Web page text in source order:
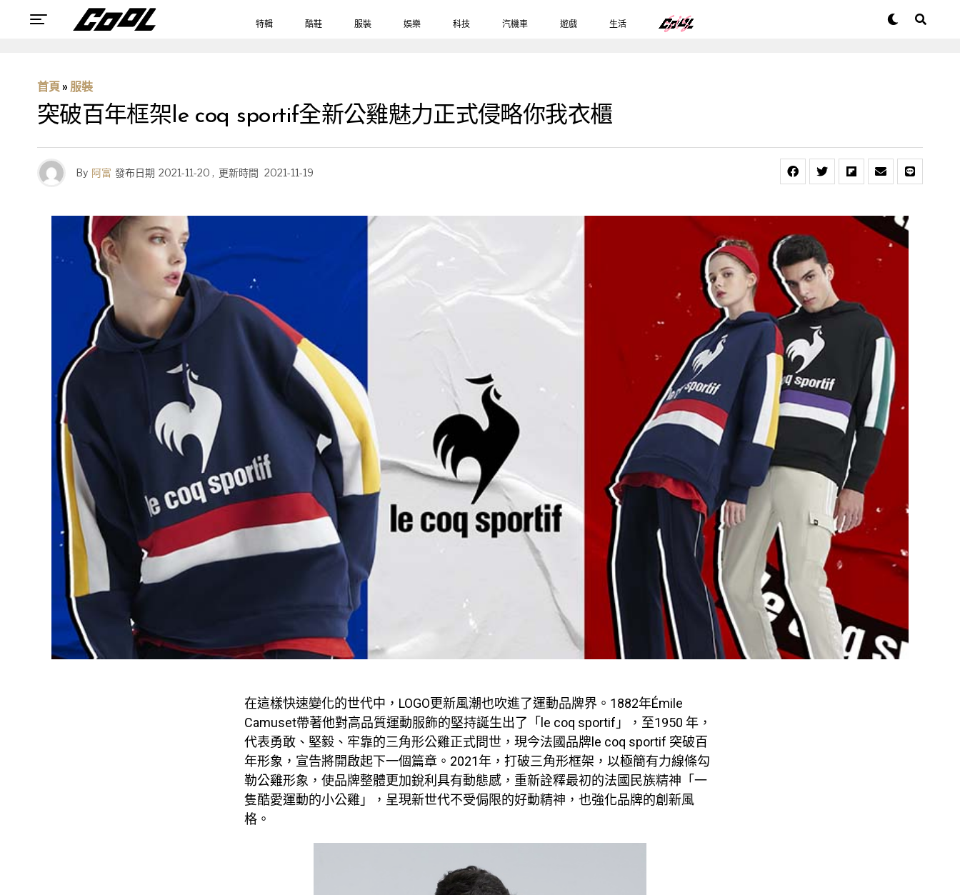
特輯 酷鞋 服裝 娛樂 科技 汽機車 遊戲 生活
首頁 » 服裝
突破百年框架le coq sportif全新公雞魅力正式侵略你我衣櫃
By 阿富 發布日期 2021-11-20 , 更新時間 2021-11-19
在這樣快速變化的世代中，LOGO更新風潮也吹進了運動品牌界。1882年Émile
Camuset帶著他對高品質運動服飾的堅持誕生出了「le coq sportif」，至1950 年，
代表勇敢、堅毅、牢靠的三角形公雞正式問世，現今法國品牌le coq sportif 突破百
年形象，宣告將開啟起下一個篇章。2021年，打破三角形框架，以極簡有力線條勾
勒公雞形象，使品牌整體更加銳利具有動態感，重新詮釋最初的法國民族精神「一
隻酷愛運動的小公雞」，呈現新世代不受侷限的好動精神，也強化品牌的創新風
格。